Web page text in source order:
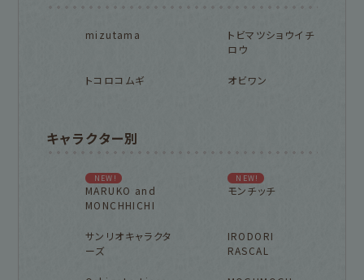
mizutama
トビマツショウイチ
ロウ
トコロコムギ オビワン
キャラクター別
NEW!
MARUKO and
MONCHHICHI
NEW!
モンチッチ
サンリオキャラクタ
ーズ
IRODORI
RASCAL